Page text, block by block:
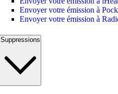
Envoyer votre émission à
Envoyer votre émission à
Suppressions